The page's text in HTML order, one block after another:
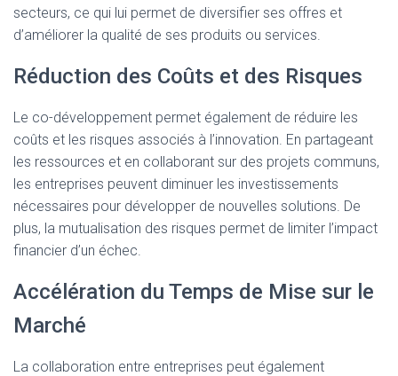
secteurs, ce qui lui permet de diversifier ses offres et
d’améliorer la qualité de ses produits ou services.
Réduction des Coûts et des Risques
Le co-développement permet également de réduire les
coûts et les risques associés à l’innovation. En partageant
les ressources et en collaborant sur des projets communs,
les entreprises peuvent diminuer les investissements
nécessaires pour développer de nouvelles solutions. De
plus, la mutualisation des risques permet de limiter l’impact
financier d’un échec.
Accélération du Temps de Mise sur le
Marché
La collaboration entre entreprises peut également